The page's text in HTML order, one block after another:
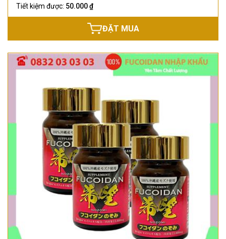
Tiết kiệm được: 50.000 ₫
ĐẶT MUA